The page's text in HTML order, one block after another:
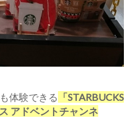
体験できる 「STARBUCKS
アドベントチャンネ